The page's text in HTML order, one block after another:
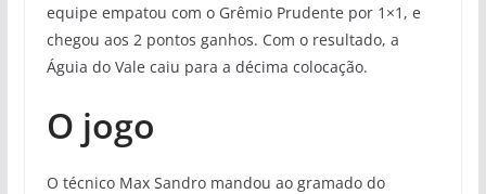
equipe empatou com o Grêmio Prudente por 1×1, e
chegou aos 2 pontos ganhos. Com o resultado, a
Águia do Vale caiu para a décima colocação.
O jogo
O técnico Max Sandro mandou ao gramado do